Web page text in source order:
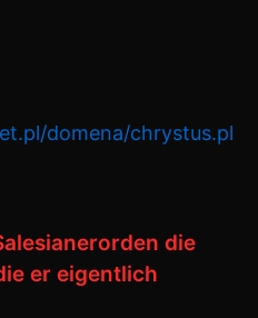
domena/chrystus.pl
die
er eigentlich